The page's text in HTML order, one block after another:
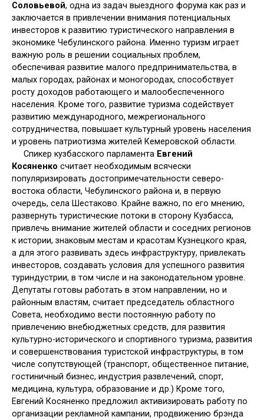
Соловьевой, одна из задач выездного форума как раз и
заключается в привлечении внимания потенциальных
инвесторов к развитию туристического направления в
экономике Чебулинского района. Именно туризм играет
важную роль в решении социальных проблем,
обеспечивая развитие малого предпринимательства, в
малых городах, районах и моногородах, способствует
росту доходов работающего и малообеспеченного
населения. Кроме того, развитие туризма содействует
развитию международного, межрегионального
сотрудничества, повышает культурный уровень населения
и уровень патриотизма жителей Кемеровской области.
Спикер кузбасского парламента Евгений
Косяненко считает необходимым всячески
популяризировать достопримечательности северо-
востока области, Чебулинского района и, в первую
очередь, села Шестаково. Крайне важно, по его мнению,
развернуть туристические потоки в сторону Кузбасса,
привлечь внимание жителей области и соседних регионов
к истории, знаковым местам и красотам Кузнецкого края,
а для этого развивать здесь инфраструктуру, привлекать
инвесторов, создавать условия для успешного развития
туриндустрии, в том числе и на законодательном уровне.
Депутаты готовы работать в этом направлении, но и
районным властям, считает председатель областного
Совета, необходимо вести постоянную работу по
привлечению внебюджетных средств, для развития
культурно-исторического и спортивного туризма, развития
и совершенствования туристской инфраструктуры, в том
числе сопутствующей (транспорт, общественное питание,
гостиничный бизнес, индустрия развлечений, спорт,
медицина, культура, образование и др.) Кроме того,
Евгений Косяненко предложил активизировать работу по
организации рекламной кампании, продвижению брэнда